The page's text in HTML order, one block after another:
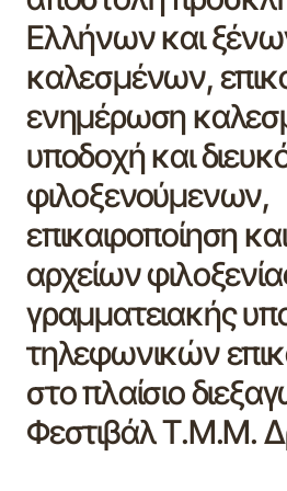
Ελλήνων και
καλεσμένων,
ενημέρωση
υποδοχή και
φιλοξενούμενων,
επικαιροποίηση
αρχείων
γραμματειακής
τηλεφωνικών
στο πλαίσιο
Φεστιβάλ Τ.Μ.Μ.